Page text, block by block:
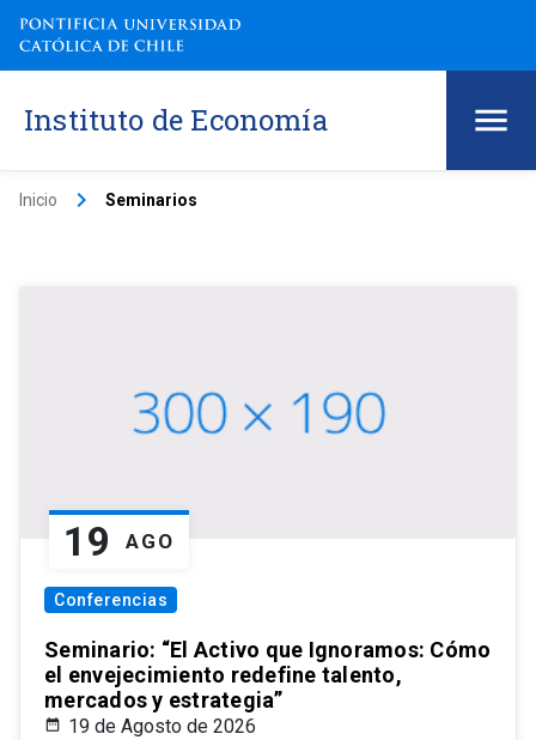
Instituto de Economía
Inicio keyboard_arrow_right Seminarios
19 AGO
Conferencias
Seminario: “El Activo que Ignoramos: Cómo
el envejecimiento redefine talento,
mercados y estrategia”
19 de Agosto de 2026